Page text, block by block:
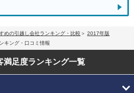
めの引越し会社ランキング・比較
2017年版
キング・口コミ情報
満足度ランキング一覧